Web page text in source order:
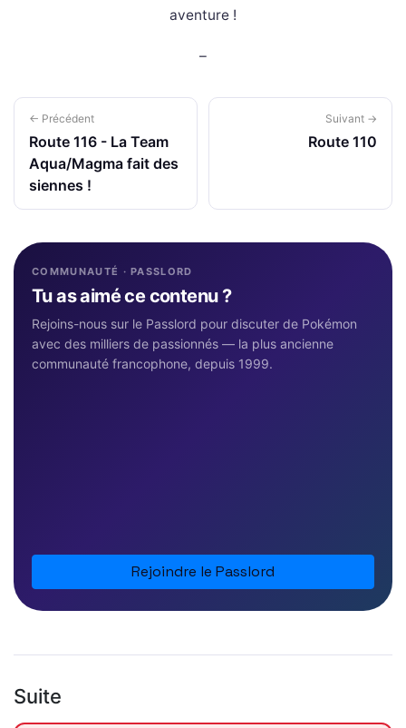
aventure !
–
← Précédent
Route 116 - La Team
Aqua/Magma fait des
siennes !
Suivant →
Route 110
COMMUNAUTÉ · PASSLORD
Tu as aimé ce contenu ?
Rejoins-nous sur le Passlord pour discuter de Pokémon
avec des milliers de passionnés — la plus ancienne
communauté francophone, depuis 1999.
Rejoindre le Passlord
Suite